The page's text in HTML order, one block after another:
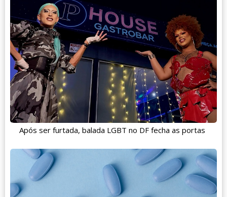
Após ser furtada, balada LGBT no DF fecha as portas